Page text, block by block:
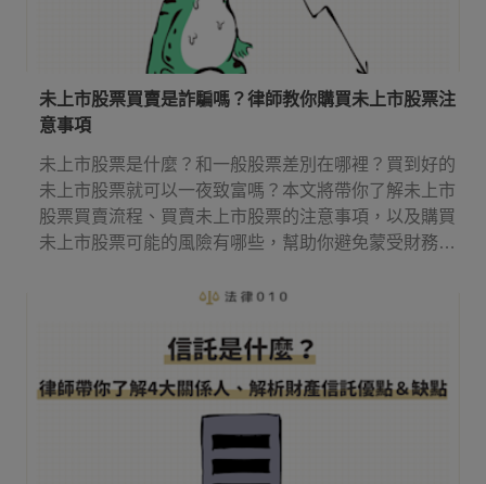
未上市股票買賣是詐騙嗎？律師教你購買未上市股票注
意事項
未上市股票是什麼？和一般股票差別在哪裡？買到好的
未上市股票就可以一夜致富嗎？本文將帶你了解未上市
股票買賣流程、買賣未上市股票的注意事項，以及購買
未上市股票可能的風險有哪些，幫助你避免蒙受財務損